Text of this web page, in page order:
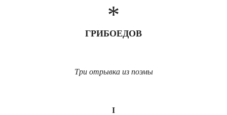
*
ГРИБОЕДОВ
Три отрывка из поэмы
I